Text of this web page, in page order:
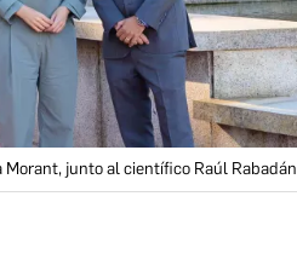
junto al científico Raúl Rabadán